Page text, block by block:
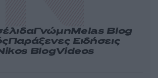
ΓνώμηMelas Blog
Παράξενες Ειδήσεις
BlogVideos